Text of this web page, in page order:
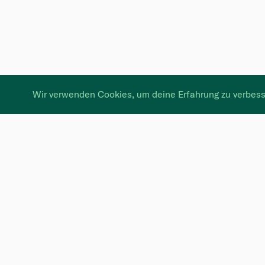
Wir verwenden Cookies, um deine Erfahrung zu